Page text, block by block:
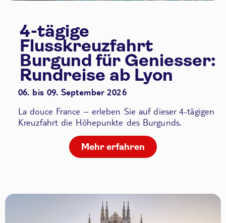
4-tägige
Flusskreuzfahrt
Burgund für Geniesser:
Rundreise ab Lyon
06. bis 09. September 2026
La douce France – erleben Sie auf dieser 4-tägigen
Kreuzfahrt die Höhepunkte des Burgunds.
Mehr erfahren